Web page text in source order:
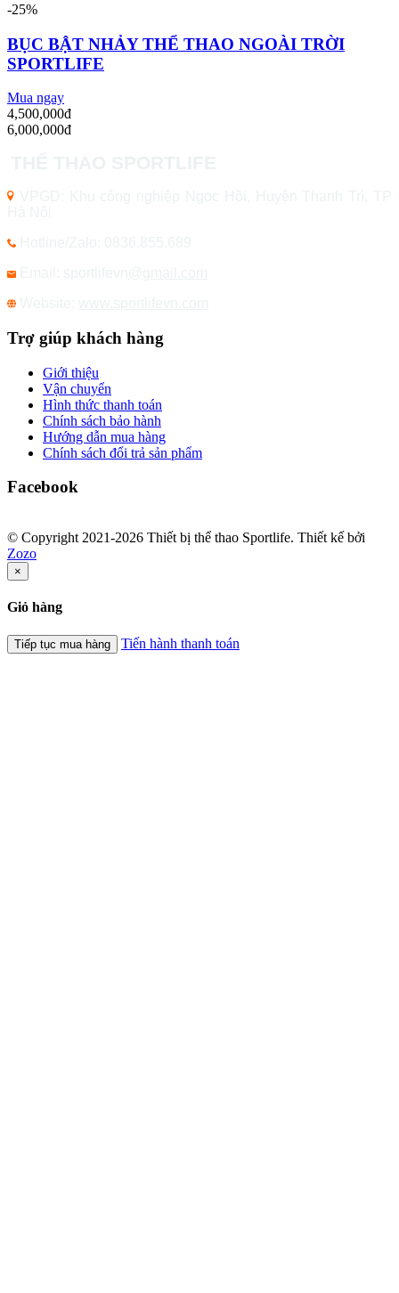
-25%
BỤC BẬT NHẢY THỂ THAO NGOÀI TRỜI
SPORTLIFE
Mua ngay
4,500,000đ
6,000,000đ
Trợ giúp khách hàng
Giới thiệu
Vận chuyển
Hình thức thanh toán
Chính sách bảo hành
Hướng dẫn mua hàng
Chính sách đổi trả sản phẩm
Facebook
© Copyright 2021-2026 Thiết bị thể thao Sportlife. Thiết kế bởi
Zozo
×
Giỏ hàng
Tiếp tục mua hàng Tiến hành thanh toán